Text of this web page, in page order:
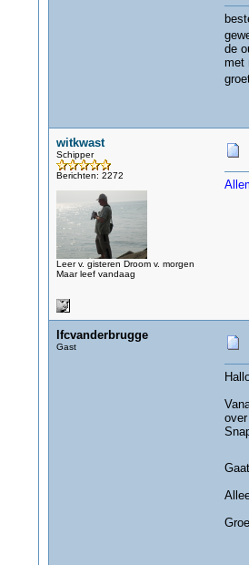
de
met
witkwast
Schipper
Berichten: 2272
Leer v. gisteren Droom v. morgen
Maar leef vandaag
lfcvanderbrugge
Gast